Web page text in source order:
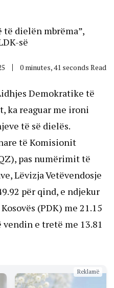
të dielën mbrëma”,
së
0 minutes, 41 seconds Read
Demokratike të
ka reaguar me ironi
të së dielës.
të Komisionit
pas numërimit të
Lëvizja Vetëvendosje
për qind, e ndjekur
(PDK) me 21.15
vendin e tretë me 13.81
Reklamë